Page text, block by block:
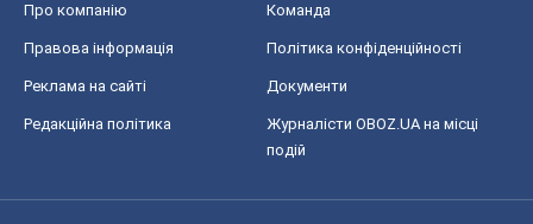
Про компанію Команда
Правова інформація Політика конфіденційності
Реклама на сайті Документи
Редакційна політика
Журналісти OBOZ.UA на місці
подій